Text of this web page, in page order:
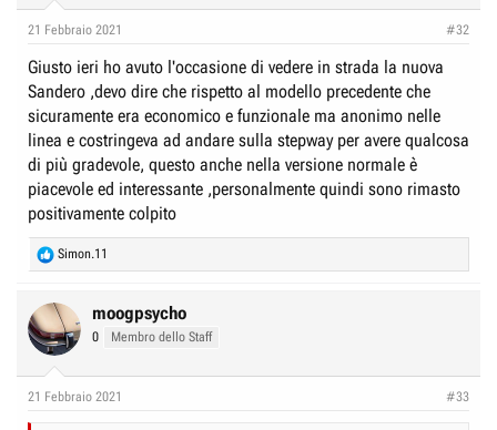
21 Febbraio 2021 #32
Giusto ieri ho avuto l'occasione di vedere in strada la nuova
Sandero ,devo dire che rispetto al modello precedente che
sicuramente era economico e funzionale ma anonimo nelle
linea e costringeva ad andare sulla stepway per avere qualcosa
di più gradevole, questo anche nella versione normale è
piacevole ed interessante ,personalmente quindi sono rimasto
positivamente colpito
R
e
c
t
i
s
Simon.11
moogpsycho
0 Membro dello Staff
21 Febbraio 2021 #33